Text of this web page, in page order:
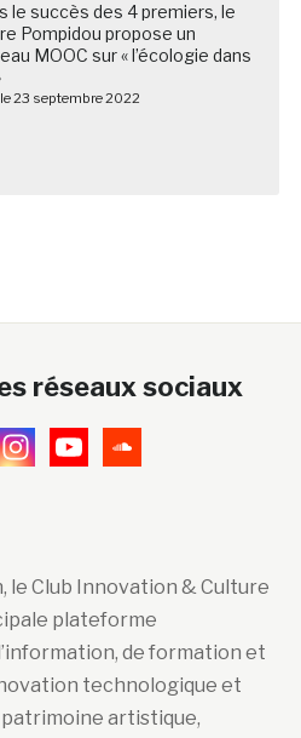
le succès des 4 premiers, le
Pompidou propose un
MOOC sur « l’écologie dans
23 septembre 2022
réseaux sociaux
le Club Innovation & Culture
plateforme
de formation et
technologique et
patrimoine artistique,